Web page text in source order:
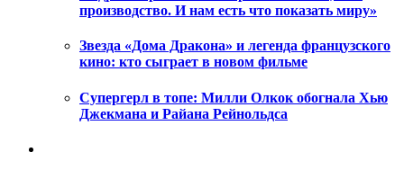
производство. И нам есть что показать миру»
Звезда «Дома Дракона» и легенда французского
кино: кто сыграет в новом фильме
Супергерл в топе: Милли Олкок обогнала Хью
Джекмана и Райана Рейнольдса